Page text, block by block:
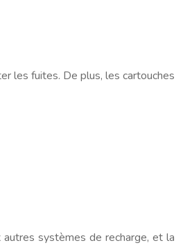
les fuites. De plus, les cartouches
systèmes de recharge, et la